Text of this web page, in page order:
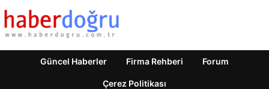
Güncel Haberler Firma Rehberi Forum
Çerez Politikası